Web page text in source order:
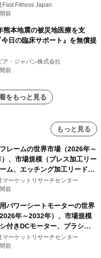
Fast Fitness Japan
前
熊本地震の被災地医療を支
日の臨床サポート』を無償提
ア・ジャパン株式会社
前
をもっと見る
もっと見る
レームの世界市場（2026年～
、市場規模（プレス加工リー
ム、エッチング加工リードフ
・分析レポートを発表
マーケットリサーチセンター
前
パワーシートモーターの世界
年～2032年）、市場規模
シ付きDCモーター、ブラシレ
ーター）・分析レポートを発
マーケットリサーチセンター
前